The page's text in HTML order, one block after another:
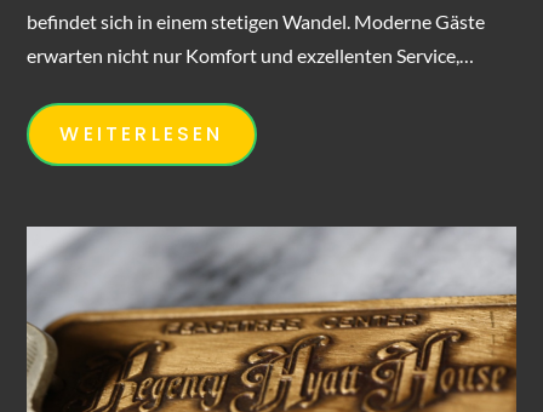
befindet sich in einem stetigen Wandel. Moderne Gäste
erwarten nicht nur Komfort und exzellenten Service,…
WEITERLESEN